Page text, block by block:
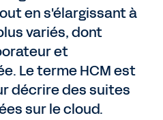
en s'élargissant à
variés, dont
et
Le terme HCM est
décrire des suites
sur le cloud.